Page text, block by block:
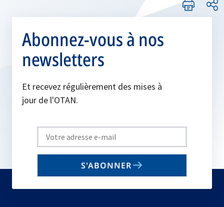
Abonnez-vous à nos
newsletters
Et recevez régulièrement des mises à
jour de l'OTAN.
Write
your
email
S'ABONNER